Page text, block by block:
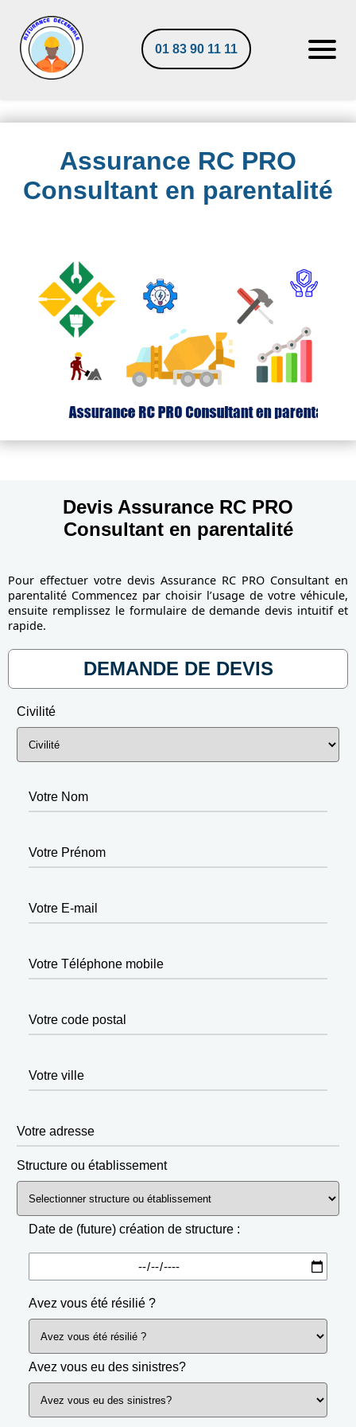
01 83 90 11 11
Assurance RC PRO
Consultant en parentalité
Devis Assurance RC PRO
Consultant en parentalité
Pour effectuer votre devis Assurance RC PRO Consultant en
parentalité Commencez par choisir l’usage de votre véhicule,
ensuite remplissez le formulaire de demande devis intuitif et
rapide.
DEMANDE DE DEVIS
Civilité
Votre Nom
Votre Prénom
Votre E-mail
Votre Téléphone mobile
Votre code postal
Votre ville
Votre adresse
Structure ou établissement
Date de (future) création de structure :
Avez vous été résilié ?
Avez vous eu des sinistres?